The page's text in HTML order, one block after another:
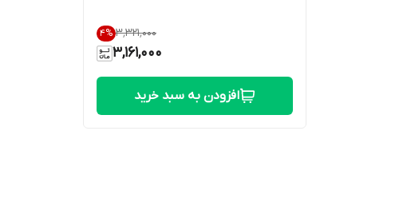
۳٬۳۲۱٬۰۰۰ 4%
3,161,000
افزودن به سبد خرید